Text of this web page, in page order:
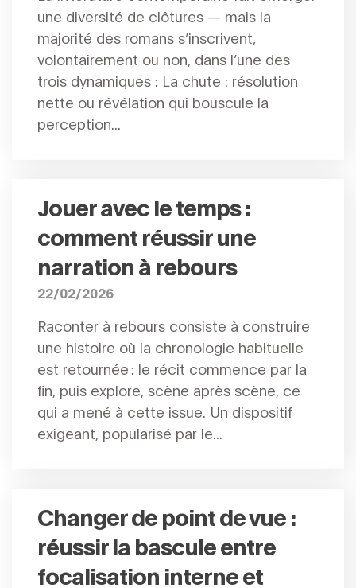
une diversité de clôtures — mais la
majorité des romans s’inscrivent,
volontairement ou non, dans l’une des
trois dynamiques : La chute : résolution
nette ou révélation qui bouscule la
perception...
Jouer avec le temps :
comment réussir une
narration à rebours
22/02/2026
Raconter à rebours consiste à construire
une histoire où la chronologie habituelle
est retournée : le récit commence par la
fin, puis explore, scène après scène, ce
qui a mené à cette issue. Un dispositif
exigeant, popularisé par le...
Changer de point de vue :
réussir la bascule entre
focalisation interne et